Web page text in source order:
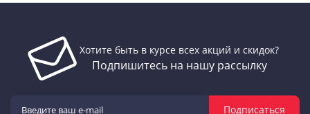
Хотите быть в курсе всех акций и скидок?
Подпишитесь на нашу рассылку
Подписаться